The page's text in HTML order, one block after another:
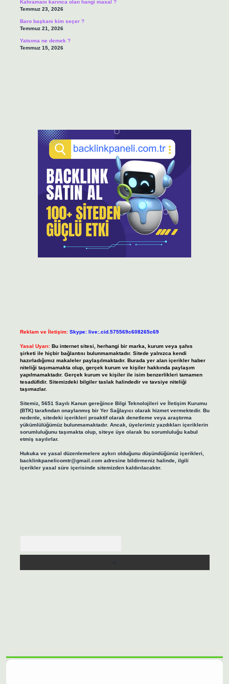
Kahramanı karınca olan hangi masal ?
Temmuz 23, 2026
Baro başkanı kim seçer ?
Temmuz 21, 2026
Yatsıma ne demek ?
Temmuz 15, 2026
Reklam ve İletişim: Skype: live:.cid.575569c608265c69
Yasal Uyarı: Bu internet sitesi, herhangi bir marka, kurum veya şahıs
şirketi ile hiçbir bağlantısı bulunmamaktadır. Sitede yalnızca kendi
hazırladığımız makaleler paylaşılmaktadır. Burada yer alan içerikler haber
niteliği taşımamakta olup, gerçek kurum ve kişiler hakkında paylaşım
yapılmamaktadır. Gerçek kurum ve kişiler ile isim benzerlikleri tamamen
tesadüfidir. Sitemizdeki bilgiler taslak halindedir ve tavsiye niteliği
taşımazlar.
Sitemiz, 5651 Sayılı Kanun gereğince Bilgi Teknolojileri ve İletişim Kurumu
(BTK) tarafından onaylanmış bir Yer Sağlayıcı olarak hizmet vermektedir. Bu
nedenle, sitedeki içerikleri proaktif olarak denetleme veya araştırma
yükümlülüğümüz bulunmamaktadır. Ancak, üyelerimiz yazdıkları içeriklerin
sorumluluğunu taşımakta olup, siteye üye olarak bu sorumluluğu kabul
etmiş sayılırlar.
Hukuka ve yasal düzenlemelere aykırı olduğunu düşündüğünüz içerikleri,
backlinkpanelicomtr@gmail.comadresine bildirmeniz halinde, ilgili
içerikler yasal süre içerisinde sitemizden kaldırılacaktır.